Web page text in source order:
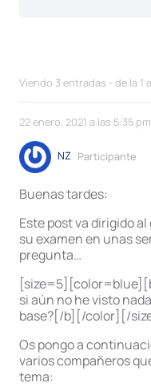
Viendo 3 entradas - de la 1
22 enero, 2021 a las 5:35 pm
NZ Participante
Buenas tardes:
Este post va dirigido al
su examen en unas
pregunta…
si aún no he visto
base?[/b][/color][/
Os pongo a
varios compañeros
tema: